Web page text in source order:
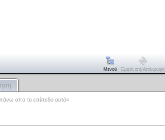
Μενού Εμφάνιση/απόκρυψη